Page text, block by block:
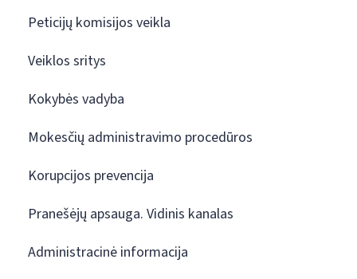
Peticijų komisijos veikla
Veiklos sritys
Kokybės vadyba
Mokesčių administravimo procedūros
Korupcijos prevencija
Pranešėjų apsauga. Vidinis kanalas
Administracinė informacija